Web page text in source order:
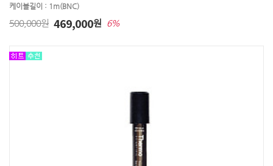
케이블길이 : 1m(BNC)
500,000원 469,000원 6%